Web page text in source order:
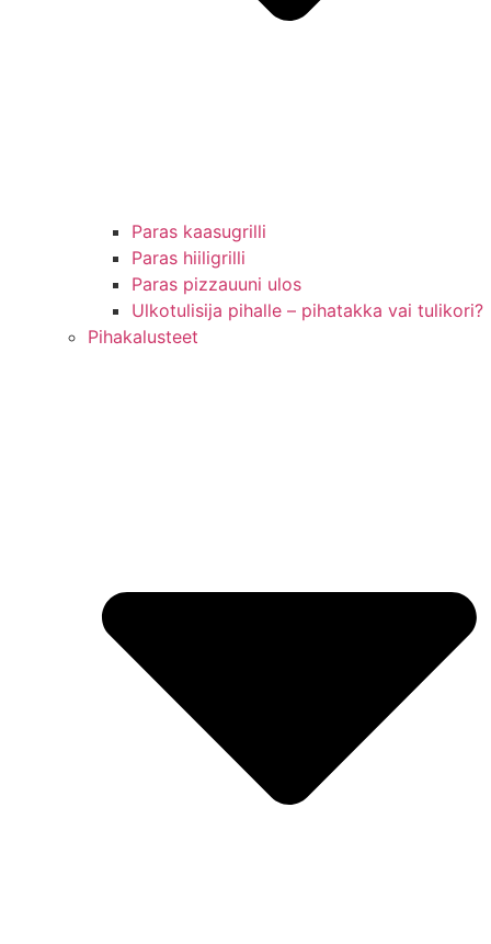
Paras kaasugrilli
Paras hiiligrilli
Paras pizzauuni ulos
Ulkotulisija pihalle – pihatakka vai tulikori?
Pihakalusteet